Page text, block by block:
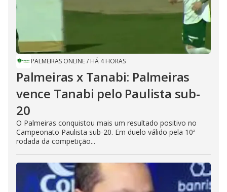
PALMEIRAS ONLINE/ HÁ 4 HORAS
Palmeiras x Tanabi: Palmeiras
vence Tanabi pelo Paulista sub-
20
O Palmeiras conquistou mais um resultado positivo no
Campeonato Paulista sub-20. Em duelo válido pela 10ª
rodada da competição...